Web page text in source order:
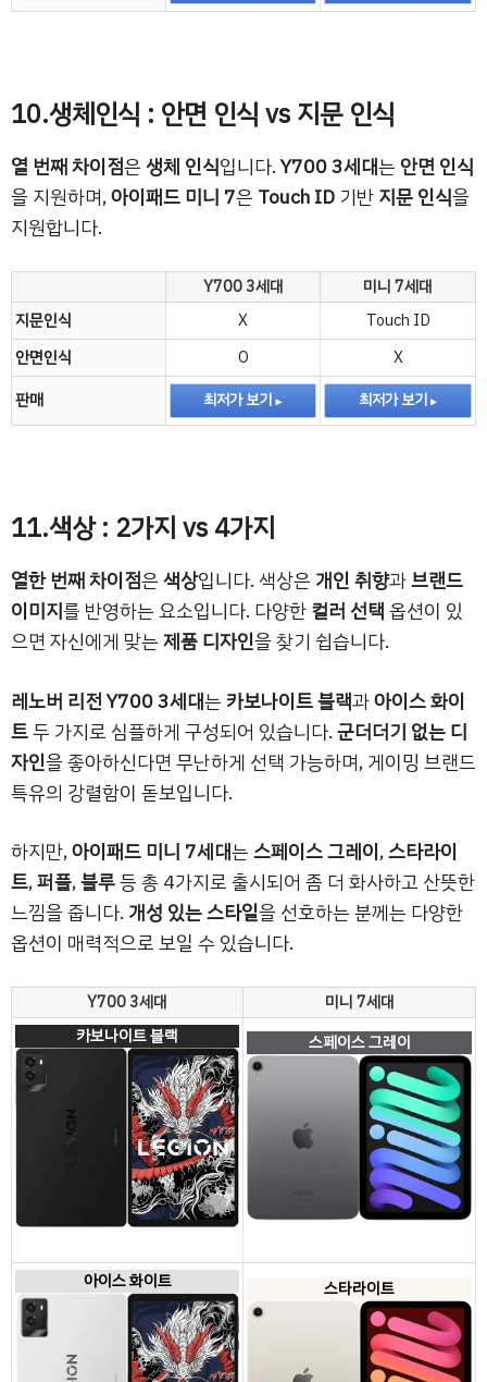
10.생체인식 : 안면 인식 vs 지문 인식
열 번째 차이점은생체 인식입니다.Y700 3세대는안면 인식
을 지원하며,아이패드 미니 7은 Touch ID 기반지문 인식을
지원합니다.
Y700 3세대
미니 7세대
지문인식
X
Touch ID
안면인식
O
X
판매
최저가 보기 최저가 보기
11.색상 : 2가지 vs 4가지
열한 번째 차이점은색상입니다. 색상은 개인 취향과브랜드
이미지를 반영하는 요소입니다. 다양한컬러 선택옵션이 있
으면 자신에게 맞는제품 디자인을 찾기 쉽습니다.
레노버 리전 Y700 3세대는카보나이트 블랙과아이스 화이
트두 가지로 심플하게 구성되어 있습니다.군더더기 없는 디
자인을 좋아하신다면 무난하게 선택 가능하며, 게이밍 브랜드
특유의 강렬함이 돋보입니다.
하지만,아이패드 미니 7세대는스페이스 그레이,스타라이
트,퍼플,블루등 총 4가지로 출시되어 좀 더 화사하고 산뜻한
느낌을 줍니다. 개성 있는 스타일을 선호하는 분께는 다양한
옵션이 매력적으로 보일 수 있습니다.
Y700 3세대
미니 7세대
카보나이트 블랙
스페이스 그레이
아이스 화이트 스타라이트